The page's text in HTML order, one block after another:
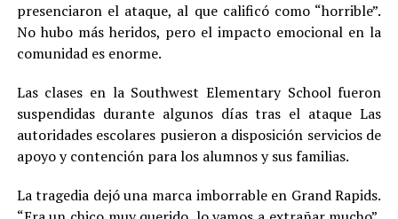
presenciaron el ataque, al que calificó como “horrible”.
No hubo más heridos, pero el impacto emocional en la
comunidad es enorme.
Las clases en la Southwest Elementary School fueron
suspendidas durante algunos días tras el ataque Las
autoridades escolares pusieron a disposición servicios de
apoyo y contención para los alumnos y sus familias.
La tragedia dejó una marca imborrable en Grand Rapids.